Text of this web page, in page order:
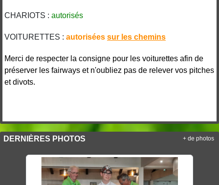
CHARIOTS : autorisés
VOITURETTES : autorisées sur les chemins
Merci de respecter la consigne pour les voiturettes afin de
préserver les fairways et n'oubliez pas de relever vos pitches
et divots.
DERNIÈRES PHOTOS + de photos